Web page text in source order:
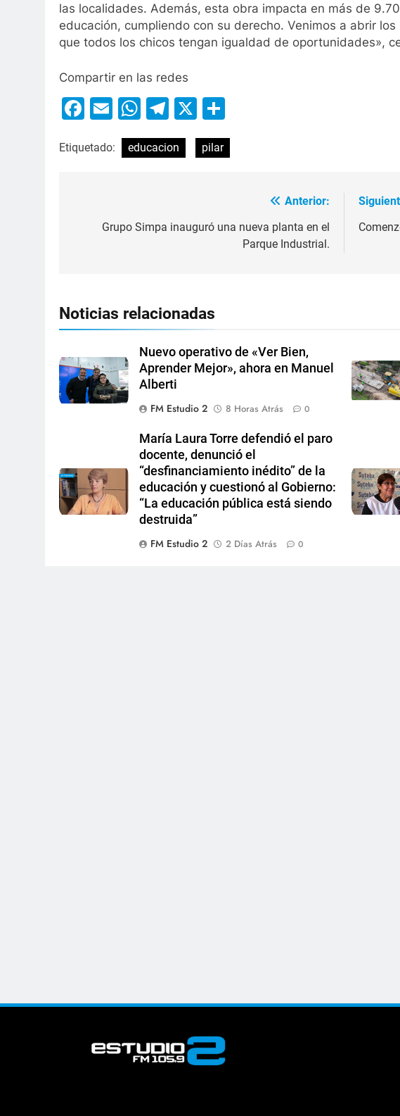
las localidades. Además, esta obra impacta en más de
educación, cumpliendo con su derecho. Venimos a abrir
que todos los chicos tengan igualdad de oportunidades»,
Compartir en las redes
Facebook
EmailWhatsApp
Telegram
X
Etiquetado: educacion pilar
Anterior:
Grupo Simpa inauguró una nueva planta en el
Parque Industrial.
Noticias relacionadas
Nuevo operativo de «Ver Bien,
Aprender Mejor», ahora en Manuel
Alberti
FM Estudio 2
8 Horas Atrás 0
María Laura Torre defendió el paro
docente, denunció el
“desfinanciamiento inédito” de la
educación y cuestionó al Gobierno:
“La educación pública está siendo
destruida”
FM Estudio 2
2 Días Atrás 0